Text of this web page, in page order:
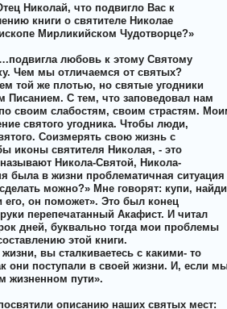
Николай, что подвигло Вас к
книги о святителе Николае
Мирликийском Чудотворце?»
любовь к этому Святому
Чем мы отличаемся от святых?
той же плотью, но святые угодники
Писанием. С тем, что заповедовал нам
своим слабостям, своим страстям.
святого угодника. Чтобы люди,
Соизмерять свою жизнь с
иконы святителя Николая, - это
Никола-Святой, Никола-
была в жизни проблематичная ситуация
можно?» Мне говорят: купи, найди
его, он поможет». Это был конец
перепечатанный Акафист. И читал
дней, буквально тогда мои проблемы
этой книги.
вы сталкиваетесь с какими- то
они поступали в своей жизни. И, если
жизненном пути».
описанию наших святых мест: